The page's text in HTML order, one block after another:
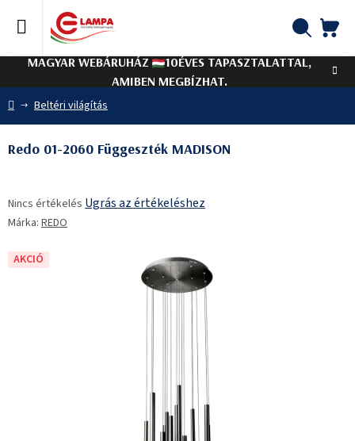
tartalomhoz
MAGYAR WEBÁRUHÁZ
10ÉVES TAPASZTALATTAL,
AMIBEN MEGBÍZHAT.
Kezdőlap
Beltéri világítás
Redo 01-2060 Függeszték MADISON
termék
átlagos
5-
Nincs értékelés Ugrás az értékeléshez
Márka: REDO
AKCIÓ